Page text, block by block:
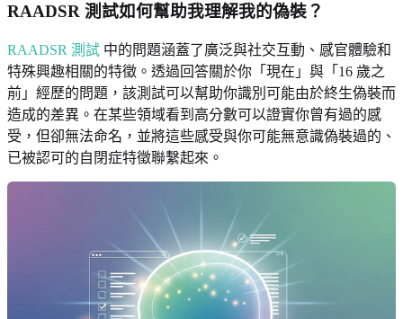
RAADSR 測試如何幫助我理解我的偽裝？
RAADSR 測試 中的問題涵蓋了廣泛與社交互動、感官體驗和
特殊興趣相關的特徵。透過回答關於你「現在」與「16 歲之
前」經歷的問題，該測試可以幫助你識別可能由於終生偽裝而
造成的差異。在某些領域看到高分數可以證實你曾有過的感
受，但卻無法命名，並將這些感受與你可能無意識偽裝過的、
已被認可的自閉症特徵聯繫起來。